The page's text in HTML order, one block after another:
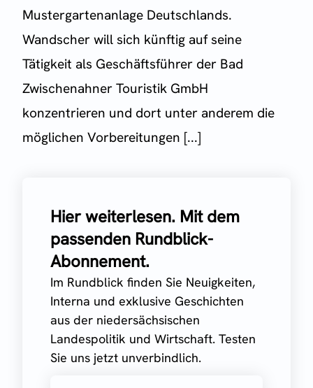
Mustergartenanlage Deutschlands.
Wandscher will sich künftig auf seine
Tätigkeit als Geschäftsführer der Bad
Zwischenahner Touristik GmbH
konzentrieren und dort unter anderem die
möglichen Vorbereitungen [...]
Hier weiterlesen. Mit dem
passenden Rundblick-
Abonnement.
Im Rundblick finden Sie Neuigkeiten,
Interna und exklusive Geschichten
aus der niedersächsischen
Landespolitik und Wirtschaft. Testen
Sie uns jetzt unverbindlich.